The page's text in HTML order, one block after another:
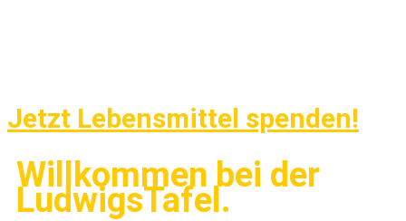
Jetzt Lebensmittel spenden!
Willkommen bei der
LudwigsTafel.